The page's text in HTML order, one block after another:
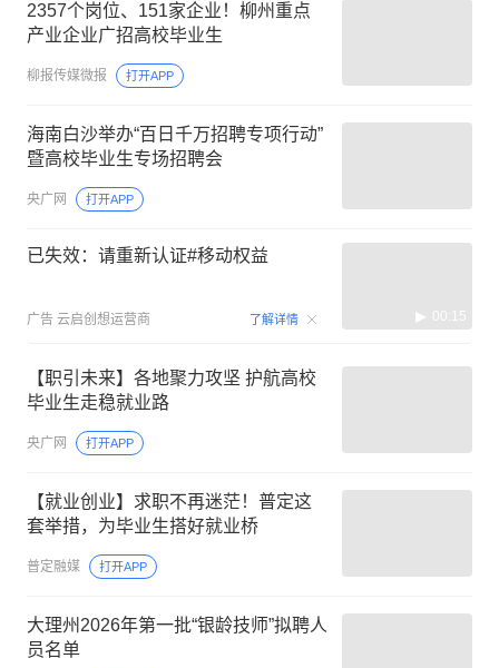
2357个岗位、151家企业！柳州重点
产业企业广招高校毕业生
柳报传媒微报 打开APP
海南白沙举办“百日千万招聘专项行动”
暨高校毕业生专场招聘会
央广网 打开APP
已失效：请重新认证#移动权益
广告 云启创想运营商 了解详情 00:15
【职引未来】各地聚力攻坚 护航高校
毕业生走稳就业路
央广网 打开APP
【就业创业】求职不再迷茫！普定这
套举措，为毕业生搭好就业桥
普定融媒 打开APP
大理州2026年第一批“银龄技师”拟聘人
员名单